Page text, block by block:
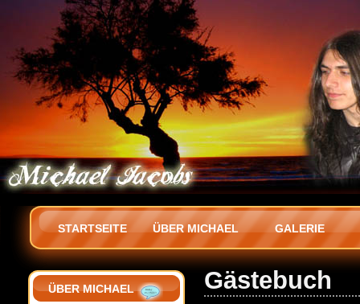
STARTSEITE ÜBER MICHAEL GALERIE
Gästebuch
ÜBER MICHAEL